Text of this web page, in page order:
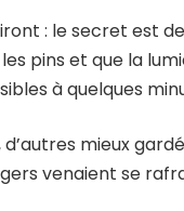
: le secret est
pins et que la
à quelques
mieux
venaient se